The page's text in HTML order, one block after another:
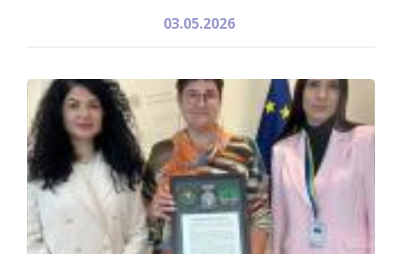
03.05.2026